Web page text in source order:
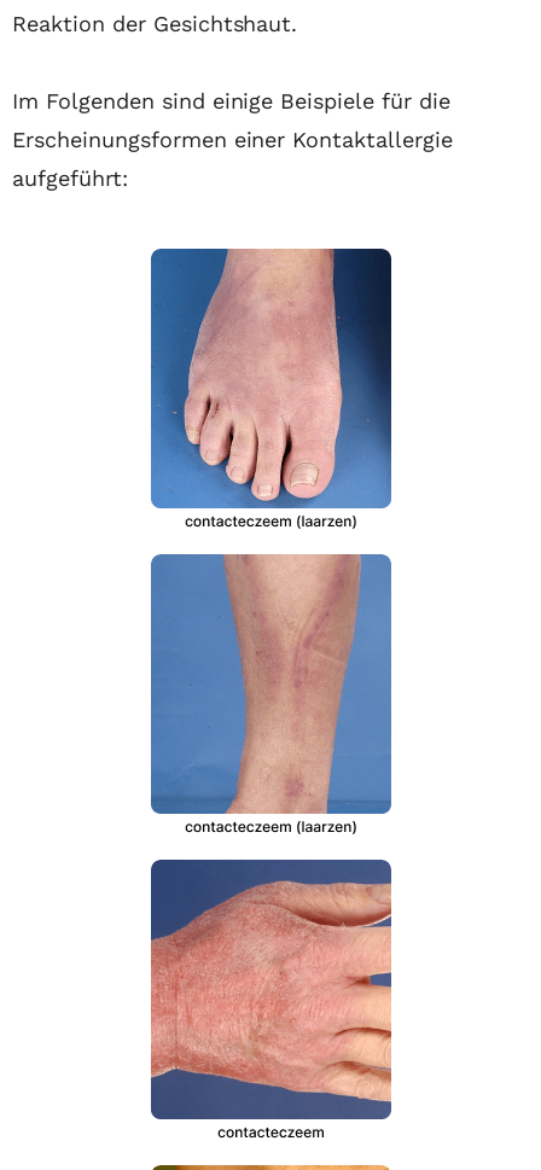
Reaktion der Gesichtshaut.
Im Folgenden sind einige Beispiele für die
Erscheinungsformen einer Kontaktallergie
aufgeführt: